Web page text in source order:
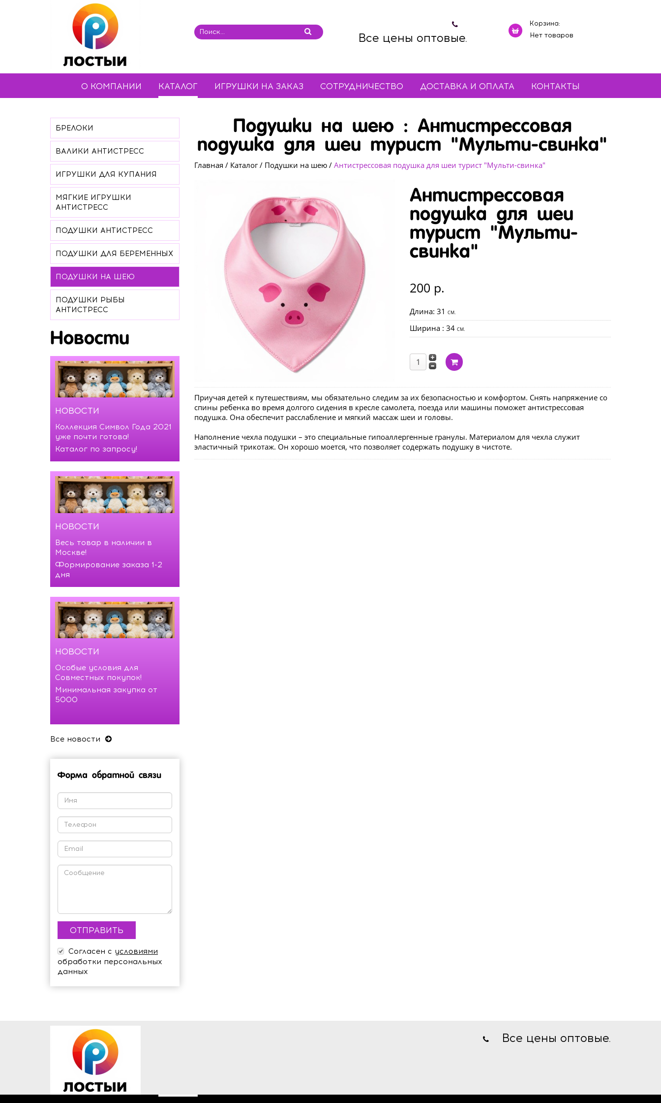
Все цены оптовые.
Корзина:
Нет товаров
О КОМПАНИИ КАТАЛОГ ИГРУШКИ НА ЗАКАЗ СОТРУДНИЧЕСТВО ДОСТАВКА И ОПЛАТА КОНТАКТЫ
Подушки на шею : Антистрессовая
подушка для шеи турист "Мульти-свинка"
Главная / Каталог/ Подушки на шею/ Антистрессовая подушка для шеи турист "Мульти-свинка"
Антистрессовая
подушка для шеи
турист "Мульти-
свинка"
200 р.
Длина: 31CM.
Ширина : 34CM.
Приучая детей к путешествиям, мы обязательно следим за их безопасностью и комфортом. Снять напряжение со
спины ребенка во время долгого сидения в кресле самолета, поезда или машины поможет антистрессовая
подушка. Она обеспечит расслабление и мягкий массаж шеи и головы.
Наполнение чехла подушки – это специальные гипоаллергенные гранулы. Материалом для чехла служит
эластичный трикотаж. Он хорошо моется, что позволяет содержать подушку в чистоте.
БРЕЛОКИ
ВАЛИКИ АНТИСТРЕСС
ИГРУШКИ ДЛЯ КУПАНИЯ
МЯГКИЕ ИГРУШКИ
АНТИСТРЕСС
ПОДУШКИ АНТИСТРЕСС
ПОДУШКИ ДЛЯ БЕРЕМЕННЫХ
ПОДУШКИ НА ШЕЮ
ПОДУШКИ РЫБЫ
АНТИСТРЕСС
Новости
НОВОСТИ
Коллекция Символ Года 2021
уже почти готова!
Каталог по запросу!
НОВОСТИ
Весь товар в наличии в
Москве!
Формирование заказа 1-2
дня
НОВОСТИ
Особые условия для
Совместных покупок!
Минимальная закупка от
5000
Все новости
Форма обратной связи
Согласен с условиями
обработки персональных
данных
Все цены оптовые.